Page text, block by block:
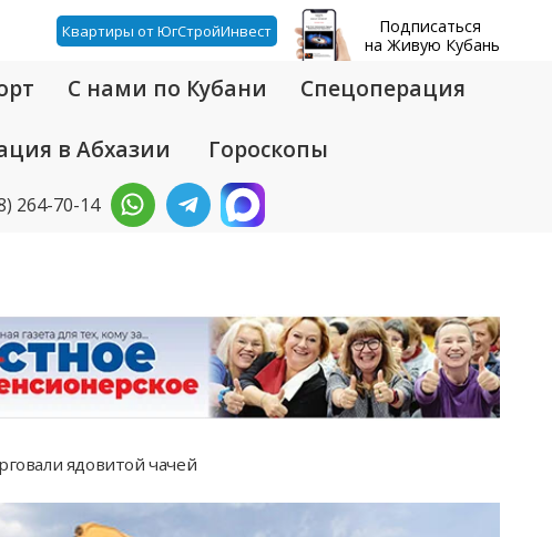
Квартиры от ЮгСтройИнвест
Подписаться
на Живую Кубань
С нами по Кубани Спецоперация
в Абхазии Гороскопы
264-70-14
ядовитой чачей